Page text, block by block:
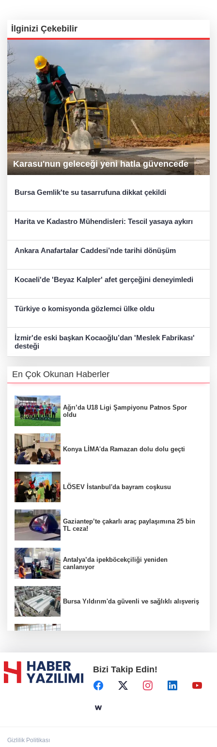
İlginizi Çekebilir
Karasu'nun geleceği yeni hatla güvencede
Bursa Gemlik'te su tasarrufuna dikkat çekildi
Harita ve Kadastro Mühendisleri: Tescil yasaya aykırı
Ankara Anafartalar Caddesi’nde tarihi dönüşüm
Kocaeli'de 'Beyaz Kalpler' afet gerçeğini deneyimledi
Türkiye o komisyonda gözlemci ülke oldu
İzmir'de eski başkan Kocaoğlu’dan 'Meslek Fabrikası'
desteği
En Çok Okunan Haberler
Ağrı’da U18 Ligi Şampiyonu Patnos Spor
oldu
Konya LİMA'da Ramazan dolu dolu geçti
LÖSEV İstanbul'da bayram coşkusu
Gaziantep’te çakarlı araç paylaşımına 25 bin
TL ceza!
Antalya’da ipekböcekçiliği yeniden
canlanıyor
Bursa Yıldırım'da güvenli ve sağlıklı alışveriş
Başkent'in göletlerinde temizlik ve bakım
sürüyor
Bizi Takip Edin!
Gizlilik Politikası